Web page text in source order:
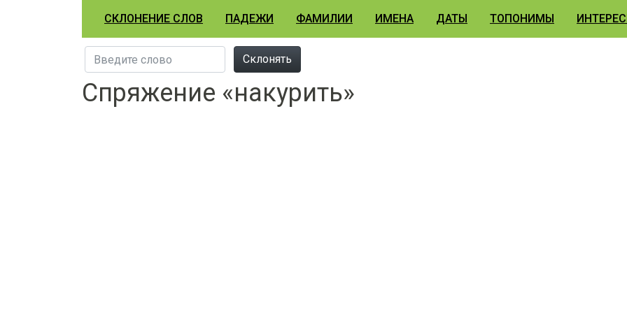
СКЛОНЕНИЕ СЛОВ ПАДЕЖИ ФАМИЛИИ ИМЕНА ДАТЫ ТОПОНИМЫ
Склонять
Спряжение «накурить»